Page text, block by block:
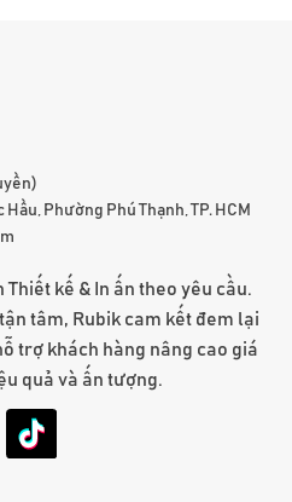
Phường Phú Thạnh, TP. HCM
Thiết kế & In ấn theo yêu cầu.
tâm, Rubik cam kết đem lại
trợ khách hàng nâng cao giá
quả và ấn tượng.